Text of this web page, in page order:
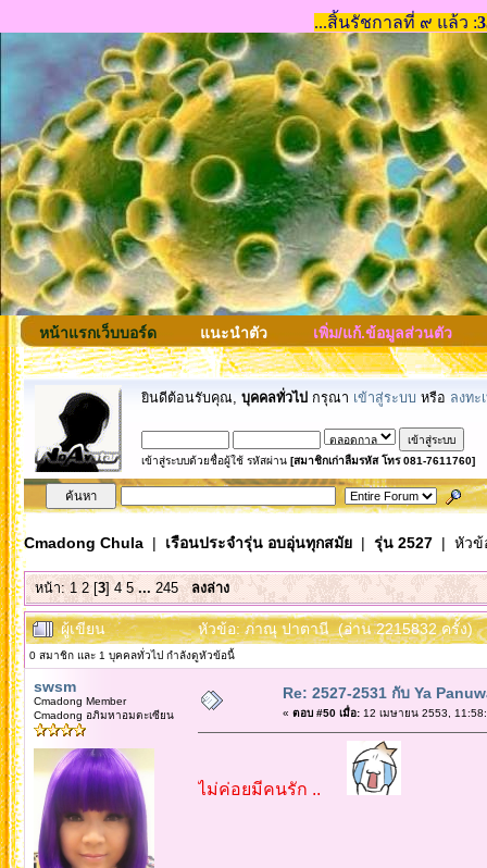
หน้าแรกเว็บบอร์ด แนะนำตัว เพิ่ม/แก้.ข้อมูลส่วนตัว
ยินดีต้อนรับคุณ, บุคคลทั่วไป กรุณา เข้าสู่ระบบ หรือ ลงทะ
เข้าสู่ระบบด้วยชื่อผู้ใช้ รหัสผ่าน [สมาชิกเก่าลืมรหัส โทร 081-7611760]
Cmadong Chula| เรือนประจำรุ่น อบอุ่นทุกสมัย| รุ่น 2527| หัวข้
หน้า:1 2[3]4 5 ...245 ลงล่าง
ผู้เขียน หัวข้อ: ภาณุ ปาตานี (อ่าน 2215832 ครั้ง)
0 สมาชิก และ 1 บุคคลทั่วไป กำลังดูหัวข้อนี้
swsm
Cmadong Member
Cmadong อภิมหาอมตะเซียน
Re: 2527-2531 กับ Ya
« ตอบ #50 เมื่อ:12 เมษายน 2553,
ไม่ค่อยมีคนรัก ..